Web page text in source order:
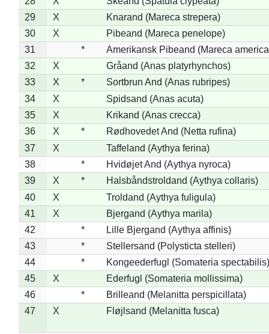
29
X
Knarand (Mareca strepera)
30
X
Pibeand (Mareca penelope)
31
*
Amerikansk Pibeand (Mareca
32
X
Gråand (Anas platyrhynchos)
33
X *
Sortbrun And (Anas rubripes)
34
X
Spidsand (Anas acuta)
35
X
Krikand (Anas crecca)
36
X *
Rødhovedet And (Netta rufina)
37
X
Taffeland (Aythya ferina)
38
*
Hvidøjet And (Aythya nyroca)
39
X *
Halsbåndstroldand (Aythya collaris)
40
X
Troldand (Aythya fuligula)
41
X
Bjergand (Aythya marila)
42
*
Lille Bjergand (Aythya affinis)
43
*
Stellersand (Polysticta stelleri)
44
*
Kongeederfugl (Somateria spectabilis)
45
X
Ederfugl (Somateria mollissima)
46
*
Brilleand (Melanitta perspicillata)
47
X Fløjlsand (Melanitta fusca)